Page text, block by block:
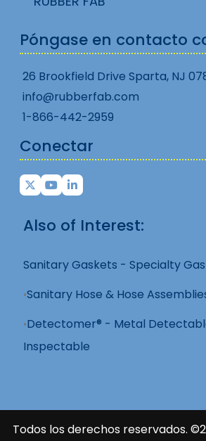
Póngase en contacto
26 Brookfield Drive Sparta, NJ
info@rubberfab.com
1-866-442-2959
Conectar
Also of Interest:
Sanitary Gaskets - Specialty
Sanitary Hose & Hose
Detectomer® - Metal
Inspectable
Todos los derechos reservados.